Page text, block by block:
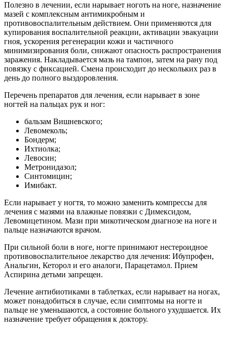
Полезно в лечении, если нарывает ноготь на ноге, назначение
мазей с комплексным антимикробным и
противовоспалительным действием. Они применяются для
купирования воспалительной реакции, активации эвакуации
гноя, ускорения регенерации кожи и частичного
минимизирования боли, снижают опасность распространения
заражения. Накладывается мазь на тампон, затем на рану под
повязку с фиксацией. Смена происходит до нескольких раз в
день до полного выздоровления.
Перечень препаратов для лечения, если нарывает в зоне
ногтей на пальцах рук и ног:
бальзам Вишневского;
Левомеколь;
Бондерм;
Ихтиолка;
Левосин;
Метронидазол;
Синтомицин;
Имибакт.
Если нарывает у ногтя, то можно заменить компрессы для
лечения с мазями на влажные повязки с Димексидом,
Левомицетином. Мази при микотическом диагнозе на ноге и
пальце назначаются врачом.
При сильной боли в ноге, ногте принимают нестероидное
противовоспалительное лекарство для лечения: Ибупрофен,
Анальгин, Кеторол и его аналоги, Парацетамол. Прием
Аспирина детьми запрещен.
Лечение антибиотиками в таблетках, если нарывает на ногах,
может понадобиться в случае, если симптомы на ногте и
пальце не уменьшаются, а состояние больного ухудшается. Их
назначение требует обращения к доктору.